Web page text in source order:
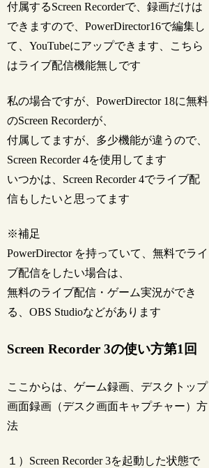
付属するScreen Recorderで、録画だけは
できますので、PowerDirector16で編集し
て、YouTubeにアップできます、こちら
はライブ配信機能無しです
私の場合ですが、PowerDirector 18に無料
のScreen Recorderが、
付属してますが、多少機能が違うので、
Screen Recorder 4を使用してます
いつかは、Screen Recorder 4でライブ配
信もしたいと思ってます
※補足
PowerDirector を持っていて、無料でライ
ブ配信をしたい場合は、
無料のライブ配信・ゲーム実況ができ
る、OBS Studioなどがあります
Screen Recorder 3の使い方第1回
ここからは、ゲーム録画、デスクトップ
画面録画（デスク画面キャプチャー）方
法
１）Screen Recorder 3を起動した状態で